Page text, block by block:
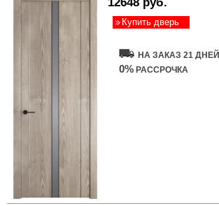
Купить дверь
НА ЗАКАЗ 21 ДНЕЙ
0% РАССРОЧКА